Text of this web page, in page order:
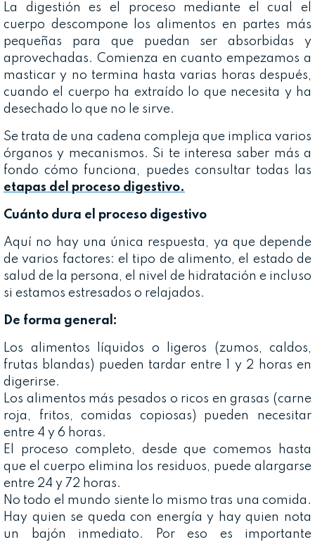
La digestión es el proceso mediante el cual el
cuerpo descompone los alimentos en partes más
pequeñas para que puedan ser absorbidas y
aprovechadas. Comienza en cuanto empezamos a
masticar y no termina hasta varias horas después,
cuando el cuerpo ha extraído lo que necesita y ha
desechado lo que no le sirve.
Se trata de una cadena compleja que implica varios
órganos y mecanismos. Si te interesa saber más a
fondo cómo funciona, puedes consultar todas las
etapas del proceso digestivo.
Cuánto dura el proceso digestivo
Aquí no hay una única respuesta, ya que depende
de varios factores: el tipo de alimento, el estado de
salud de la persona, el nivel de hidratación e incluso
si estamos estresados o relajados.
De forma general:
Los alimentos líquidos o ligeros (zumos, caldos,
frutas blandas) pueden tardar entre 1 y 2 horas en
digerirse.
Los alimentos más pesados o ricos en grasas (carne
roja, fritos, comidas copiosas) pueden necesitar
entre 4 y 6 horas.
El proceso completo, desde que comemos hasta
que el cuerpo elimina los residuos, puede alargarse
entre 24 y 72 horas.
No todo el mundo siente lo mismo tras una comida.
Hay quien se queda con energía y hay quien nota
un bajón inmediato. Por eso es importante